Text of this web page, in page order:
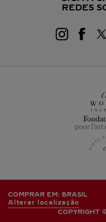
REDES
COMPRAR EM: BRASIL
Alterar localização
COPYRIGHT